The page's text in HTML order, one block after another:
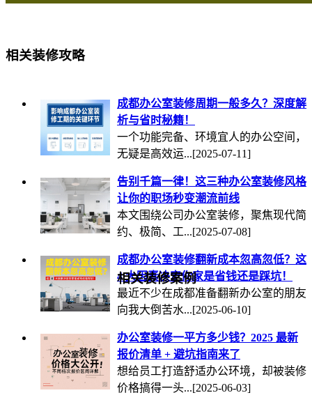
相关装修攻略
成都办公室装修周期一般多久？深度解
析与省时秘籍！
一个功能完备、环境宜人的办公空间，
无疑是高效运...[2025-07-11]
告别千篇一律！这三种办公室装修风格
让你的职场秒变潮流前线
本文围绕公司办公室装修，聚焦现代简
约、极简、工...[2025-07-08]
成都办公室装修翻新成本忽高忽低？这
4 大因素决定你家是省钱还是踩坑！
最近不少在成都准备翻新办公室的朋友
向我大倒苦水...[2025-06-10]
办公室装修一平方多少钱？2025 最新
报价清单 + 避坑指南来了
想给员工打造舒适办公环境，却被装修
价格搞得一头...[2025-06-03]
相关装修案例